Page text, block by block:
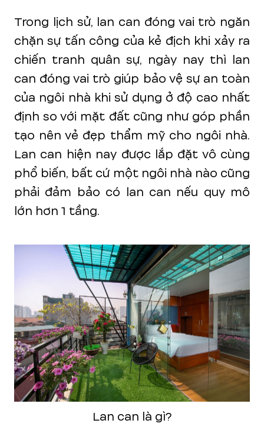
Trong lịch sử, lan can đóng vai trò ngăn
chặn sự tấn công của kẻ địch khi xảy ra
chiến tranh quân sự, ngày nay thì lan
can đóng vai trò giúp bảo vệ sự an toàn
của ngôi nhà khi sử dụng ở độ cao nhất
định so với mặt đất cũng như góp phần
tạo nên vẻ đẹp thẩm mỹ cho ngôi nhà.
Lan can hiện nay được lắp đặt vô cùng
phổ biến, bất cứ một ngôi nhà nào cũng
phải đảm bảo có lan can nếu quy mô
lớn hơn 1 tầng.
Lan can là gì?